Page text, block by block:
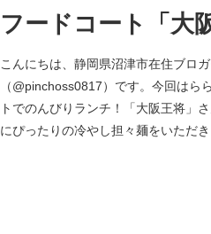
フードコート「大
の冷やし担々麺で
こんにちは、静岡県沼津市在住ブロ
（@pinchoss0817）です。今回はら
トでのんびりランチ！「大阪王将」
にぴったりの冷やし担々麺をいただ